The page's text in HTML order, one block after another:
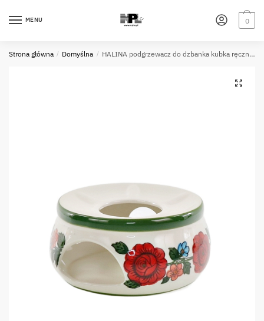
MENU 0
Strona główna / Domyślna / HALINA podgrzewacz do dzbanka kubka ręcznie malowa HALINA warmer for teapot HAND PAINTED 079196